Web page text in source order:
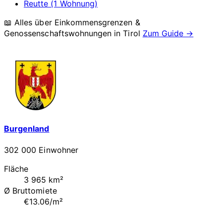
Reutte (1 Wohnung)
📖 Alles über Einkommensgrenzen &
Genossenschaftswohnungen inTirol Zum Guide →
Burgenland
302 000 Einwohner
Fläche
3 965 km²
Ø Bruttomiete
€13.06/m²